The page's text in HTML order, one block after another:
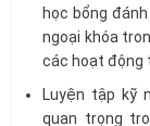
học bổng
ngoại khóa
các hoạt động
Luyện tập kỹ
quan trọng